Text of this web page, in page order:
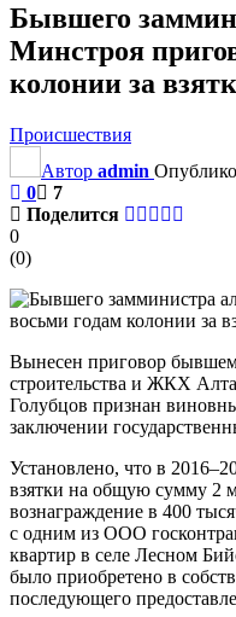
Бывшего
Минстроя
колонии за
Происшествия
Автор admin
0
7
Поделится
0
(0)
Вынесен приговор
строительства и ЖКХ
Голубцов признан
заключении
Установлено, что в
взятки на общую сумму 2
вознаграждение в 400
с одним из ООО
квартир в селе Лесном
было приобретено в
последующего